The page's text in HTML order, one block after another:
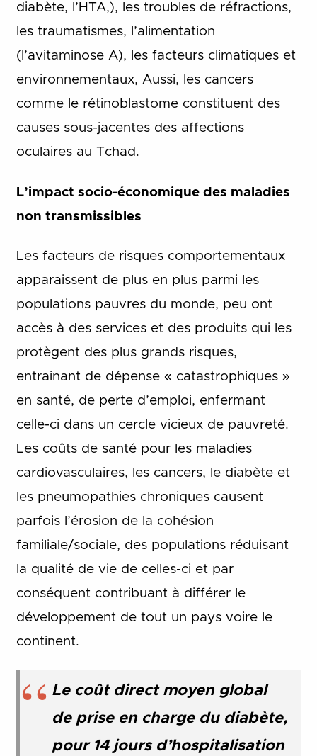
diabète, l’HTA,), les troubles de réfractions,
les traumatismes, l’alimentation
(l’avitaminose A), les facteurs climatiques et
environnementaux, Aussi, les cancers
comme le rétinoblastome constituent des
causes sous-jacentes des affections
oculaires au Tchad.
L’impact socio-économique des maladies
non transmissibles
Les facteurs de risques comportementaux
apparaissent de plus en plus parmi les
populations pauvres du monde, peu ont
accès à des services et des produits qui les
protègent des plus grands risques,
entrainant de dépense « catastrophiques »
en santé, de perte d’emploi, enfermant
celle-ci dans un cercle vicieux de pauvreté.
Les coûts de santé pour les maladies
cardiovasculaires, les cancers, le diabète et
les pneumopathies chroniques causent
parfois l’érosion de la cohésion
familiale/sociale, des populations réduisant
la qualité de vie de celles-ci et par
conséquent contribuant à différer le
développement de tout un pays voire le
continent.
Le coût direct moyen global
de prise en charge du diabète,
pour 14 jours d’hospitalisation